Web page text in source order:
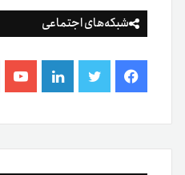
شبکه‌های اجتماعی
فیس
بوک
توییتر لینکدین